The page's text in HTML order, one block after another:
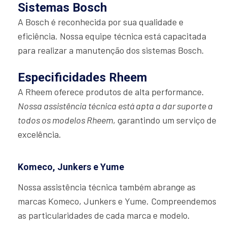
Sistemas Bosch
A Bosch é reconhecida por sua qualidade e
eficiência. Nossa equipe técnica está capacitada
para realizar a manutenção dos sistemas Bosch.
Especificidades Rheem
A Rheem oferece produtos de alta performance.
Nossa assistência técnica está apta a dar suporte a
todos os modelos Rheem, garantindo um serviço de
excelência.
Komeco, Junkers e Yume
Nossa assistência técnica também abrange as
marcas Komeco, Junkers e Yume. Compreendemos
as particularidades de cada marca e modelo.